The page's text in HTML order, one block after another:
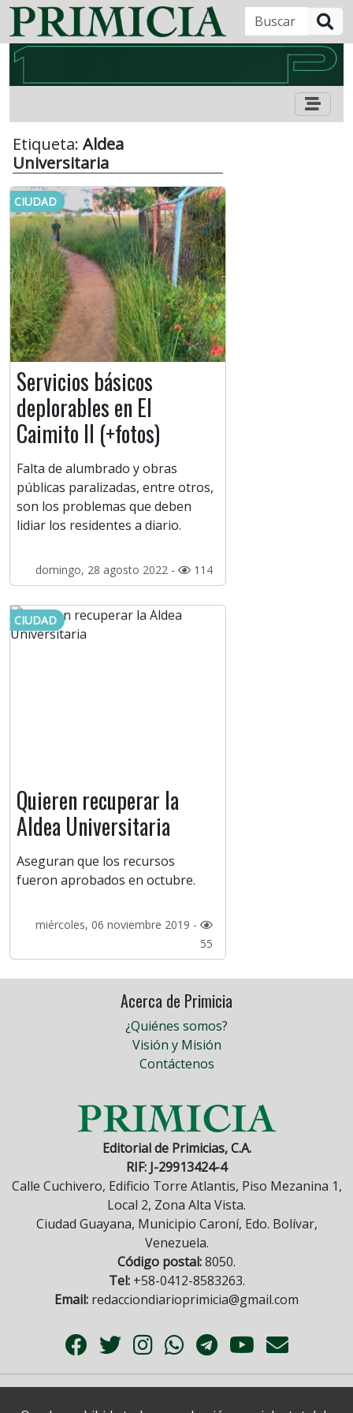
Etiqueta: Aldea
Universitaria
CIUDAD
Servicios básicos
deplorables en El
Caimito II (+fotos)
Falta de alumbrado y obras
públicas paralizadas, entre otros,
son los problemas que deben
lidiar los residentes a diario.
domingo, 28 agosto 2022 - 114
CIUDAD
Quieren recuperar la
Aldea Universitaria
Aseguran que los recursos
fueron aprobados en octubre.
miércoles, 06 noviembre 2019 -
55
Acerca de Primicia
¿Quiénes somos?
Visión y Misión
Contáctenos
Editorial de Primicias, C.A.
RIF: J-29913424-4
Calle Cuchivero, Edificio Torre Atlantis, Piso Mezanina 1,
Local 2, Zona Alta Vista.
Ciudad Guayana, Municipio Caroní, Edo. Bolívar,
Venezuela.
Código postal:8050.
Tel:+58-0412-8583263.
Email: redacciondiarioprimicia@gmail.com